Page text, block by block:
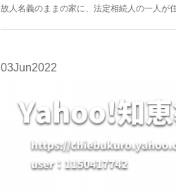
故人名義のままの家に、法定相続人の一人が
03Jun2022